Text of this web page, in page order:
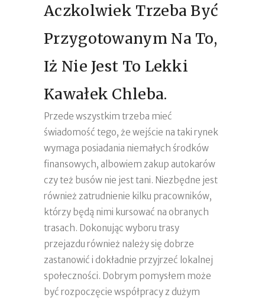
Aczkolwiek Trzeba Być
Przygotowanym Na To,
Iż Nie Jest To Lekki
Kawałek Chleba.
Przede wszystkim trzeba mieć
świadomość tego, że wejście na taki rynek
wymaga posiadania niemałych środków
finansowych, albowiem zakup autokarów
czy też busów nie jest tani. Niezbędne jest
również zatrudnienie kilku pracowników,
którzy będą nimi kursować na obranych
trasach. Dokonując wyboru trasy
przejazdu również należy się dobrze
zastanowić i dokładnie przyjrzeć lokalnej
społeczności. Dobrym pomysłem może
być rozpoczęcie współpracy z dużym